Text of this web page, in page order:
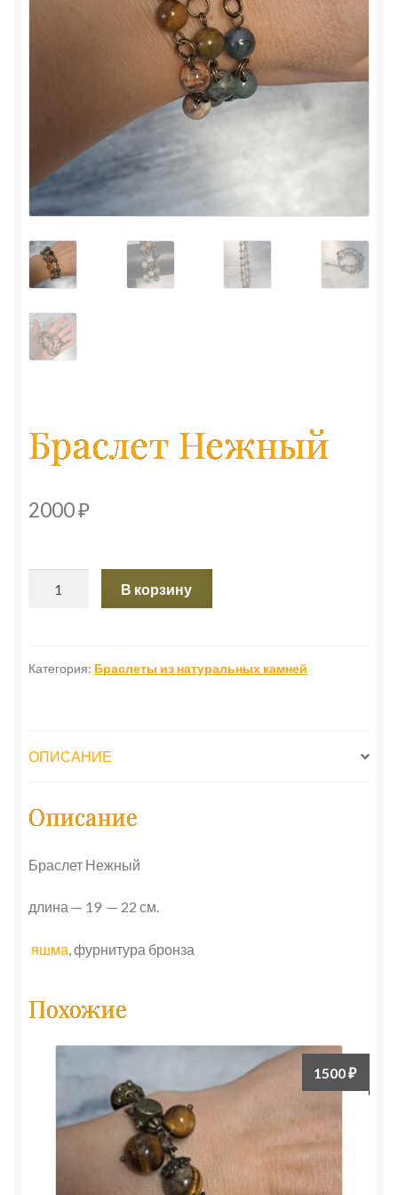
Браслет Нежный
2000₽
В корзину
Категория: Браслеты из натуральных камней
ОПИСАНИЕ
Описание
Браслет Нежный
длина — 19 — 22 см.
яшма, фурнитура бронза
Похожие
1500₽